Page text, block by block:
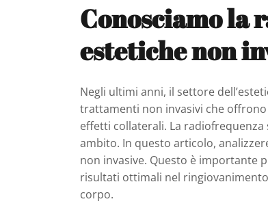
Conosciamo la
estetiche non
Negli ultimi anni, il settore
trattamenti non invasivi che
effetti collaterali. La
ambito. In questo articolo,
non invasive. Questo è importante
risultati ottimali nel
corpo.